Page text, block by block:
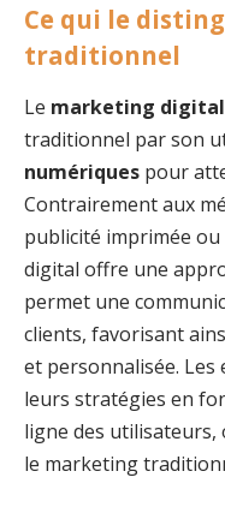
Ce qui le
traditionnel
Le marketing digital
traditionnel par son
numériques pour
Contrairement aux
publicité imprimée
digital offre une
permet une
clients, favorisant
et personnalisée.
leurs stratégies en
ligne des
le marketing